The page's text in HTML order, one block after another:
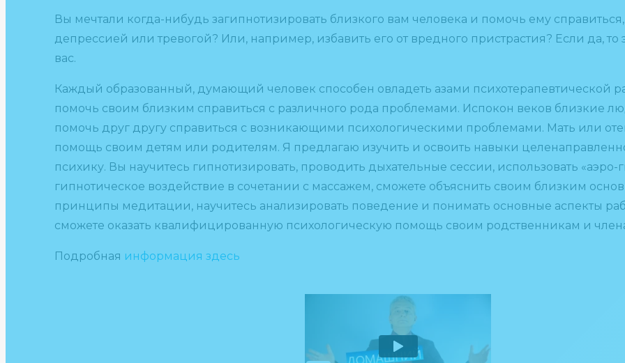
Вы мечтали когда-нибудь загипнотизировать близкого вам человека и помочь ему
депрессией или тревогой? Или, например, избавить его от вредного пристрастия? Если да, то
вас.
Каждый образованный, думающий человек способен овладеть азами психотерапевтической
помочь своим близким справиться с различного рода проблемами. Испокон веков близкие
помочь друг другу справиться с возникающими психологическими проблемами. Мать или
помощь своим детям или родителям. Я предлагаю изучить и освоить навыки
психику. Вы научитесь гипнотизировать, проводить дыхательные сессии, использовать «аэро-
гипнотическое воздействие в сочетании с массажем, сможете объяснить своим близким
принципы медитации, научитесь анализировать поведение и понимать основные аспекты
сможете оказать квалифицированную психологическую помощь своим родственникам и
Подробная информация здесь